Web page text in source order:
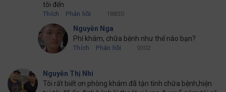
tôi đến
Thích Phản hồi 18830
Nguyễn Nga
Phí khám, chữa bệnh như thế nào bạn?
Thích Phản hồi 9302
Nguyễn Thị Nhi
Tôi rất biết ơn phòng khám đã tận tình chữa bệnh,hiện